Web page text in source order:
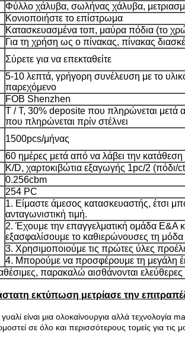
Φύλλο χάλυβα, σωλήνας χάλυβα,
Κονιοποιήστε το επίστρωμα
Κατασκευασμένα τοπ, μαύρα πόδια (το
Για τη χρήση ως ο πίνακας, πίνακας
Σύρετε για να επεκταθείτε
5-10 λεπτά, γρήγορη συνέλευση με το
παρεχόμενο
FOB Shenzhen
T / Τ, 30% deposite που πληρώνεται μετά
που πληρώνεται πρίν στέλνει
1500pcs/μήνας
60 ημέρες μετά από να λάβει την
K/D, χαρτοκιβώτια εξαγωγής 1pc/2 (πόδι/
0.256cbm
254 PC
1. Είμαστε άμεσος κατασκευαστής, έτσι
ανταγωνιστική τιμή.
2. Έχουμε την επαγγελματική ομάδα Ε&Α
εξασφαλίσουμε το καθιερώνουσες τη μόδα
3. Χρησιμοποιούμε τις πρώτες ύλες
4. Μπορούμε να προσφέρουμε τη μεγάλη
παρακαλώ αισθάνονται
εκτύπωση μετρίασε την
είναι μια ολοκαίνουργια αλλά
σε όλο και περισσότερους τομείς για τις